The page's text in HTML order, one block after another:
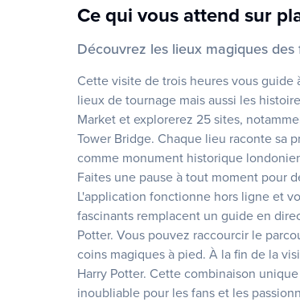
Ce qui vous attend sur
Découvrez les lieux magiques
Cette visite de trois heures vous
lieux de tournage mais aussi les
Market et explorerez 25 sites,
Tower Bridge. Chaque lieu raconte sa
comme monument historique
Faites une pause à tout moment pour
L'application fonctionne hors ligne et
fascinants remplacent un guide en
Potter. Vous pouvez raccourcir le
coins magiques à pied. À la fin de la
Harry Potter. Cette combinaison
inoubliable pour les fans et les